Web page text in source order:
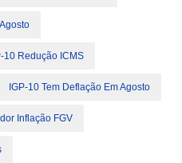
10 Redução ICMS
IGP-10 Tem Deflação Em Agosto
Inflação FGV